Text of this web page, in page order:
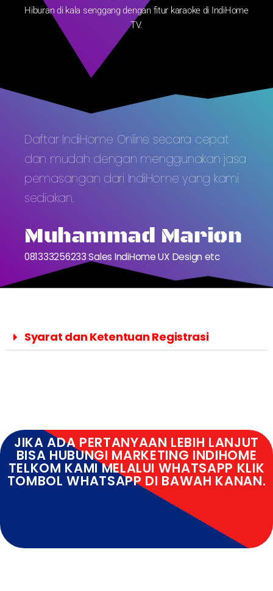
Hiburan di kala senggang dengan fitur karaoke di IndiHome
TV.
Daftar IndiHome Online secara cepat
dan mudah dengan menggunakan jasa
pemasangan dari IndiHome yang kami
sediakan.
Muhammad Marion
081333256233 Sales IndiHome UX Design etc
Syarat dan Ketentuan Registrasi
JIKA ADA PERTANYAAN LEBIH LANJUT
BISA HUBUNGI MARKETING INDIHOME
TELKOM KAMI MELALUI WHATSAPP KLIK
TOMBOL WHATSAPP DI BAWAH KANAN.